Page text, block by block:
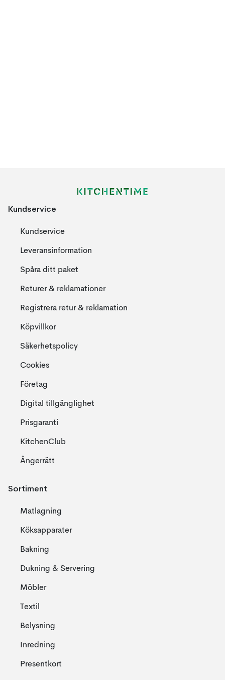
Kundservice
Kundservice
Leveransinformation
Spåra ditt paket
Returer & reklamationer
Registrera retur & reklamation
Köpvillkor
Säkerhetspolicy
Cookies
Företag
Digital tillgänglighet
Prisgaranti
KitchenClub
Ångerrätt
Sortiment
Matlagning
Köksapparater
Bakning
Dukning & Servering
Möbler
Textil
Belysning
Inredning
Presentkort